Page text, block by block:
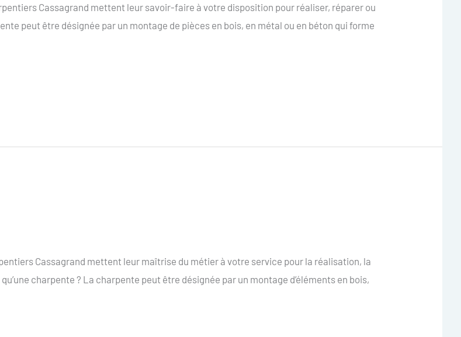
Cassagrand mettent leur savoir-faire à votre disposition pour réaliser, réparer ou
peut être désignée par un montage de pièces en bois, en métal ou en béton qui forme
Cassagrand mettent leur maîtrise du métier à votre service pour la réalisation, la
charpente ? La charpente peut être désignée par un montage d’éléments en bois,